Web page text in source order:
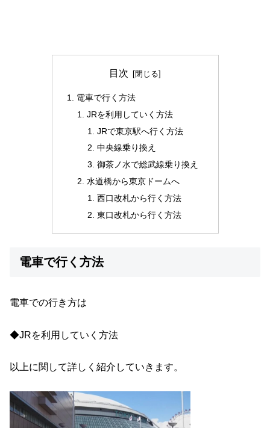
目次
電車で行く方法
JRを利用していく方法
JRで東京駅へ行く方法
中央線乗り換え
御茶ノ水で総武線乗り換え
水道橋から東京ドームへ
西口改札から行く方法
東口改札から行く方法
電車で行く方法
電車での行き方は
◆JRを利用していく方法
以上に関して詳しく紹介していきます。